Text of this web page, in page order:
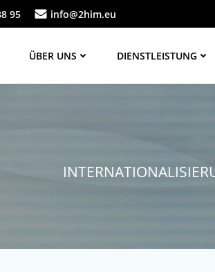
95 info@2him.eu
ÜBER UNS DIENSTLEISTUNG